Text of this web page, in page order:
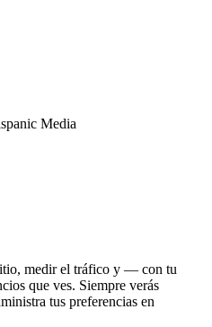
Media
medir el tráfico y — con tu
que ves. Siempre verás
tus preferencias en